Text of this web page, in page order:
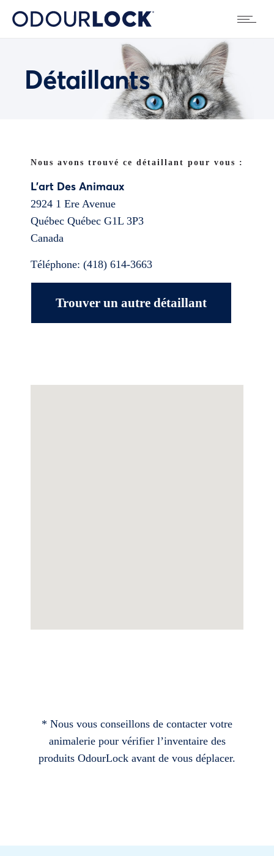
Détaillants
Nous avons trouvé ce détaillant pour vous :
L’art Des Animaux
2924 1 Ere Avenue
Québec Québec G1L 3P3
Canada
Téléphone: (418) 614-3663
Trouver un autre détaillant
* Nous vous conseillons de contacter votre
animalerie pour vérifier l’inventaire des
produits OdourLock avant de vous déplacer.